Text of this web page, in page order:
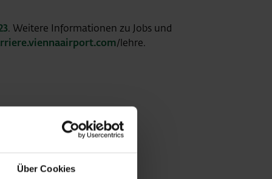
Über Cookies
. Weitere Informationen zu Jobs und
/lehre.